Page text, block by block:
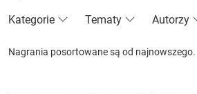
Kategorie Tematy Autorzy
Nagrania posortowane są od najnowszego.